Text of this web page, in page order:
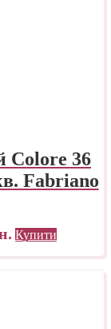
Colore 36
Fabriano
Купити